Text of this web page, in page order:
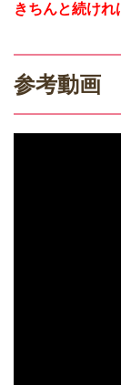
きちんと続けれ
参考動画